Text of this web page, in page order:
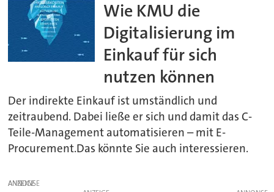
Wie KMU die
Digitalisierung im
Einkauf für sich
nutzen können
Der indirekte Einkauf ist umständlich und
zeitraubend. Dabei ließe er sich und damit das C-
Teile-Management automatisieren – mit E-
Procurement.Das könnte Sie auch interessieren.
ANZEIGE